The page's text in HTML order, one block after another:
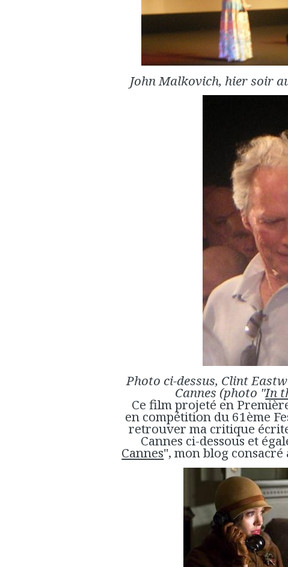
John Malkovich, hier soir
Photo ci-dessus, Clint
Cannes (photo "In
Ce film projeté en
en compétition du 61ème
retrouver ma critique
Cannes ci-dessous et
Cannes", mon blog consacré